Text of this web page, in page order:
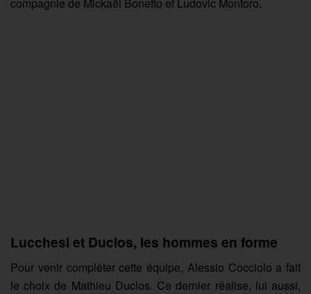
Lucchesi et Duclos, les hommes en forme
Pour venir compléter cette équipe, Alessio Cocciolo a fait
le choix de Mathieu Duclos. Ce dernier réalise, lui aussi,